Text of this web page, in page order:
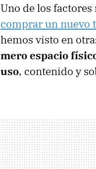
Uno de los
comprar un nuevo
hemos visto en
mero espacio
uso, contenido y